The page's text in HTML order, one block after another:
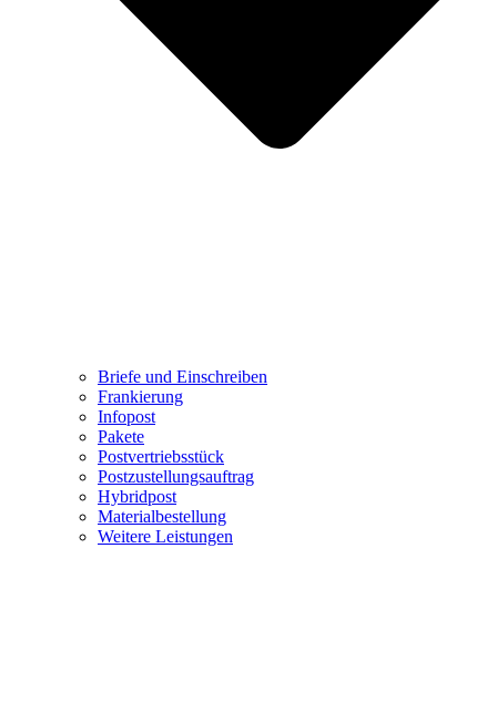
Briefe und Einschreiben
Frankierung
Infopost
Pakete
Postvertriebsstück
Postzustellungsauftrag
Hybridpost
Materialbestellung
Weitere Leistungen